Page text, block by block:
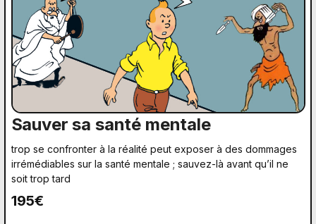
Sauver sa santé mentale
trop se confronter à la réalité peut exposer à des dommages
irrémédiables sur la santé mentale ; sauvez-là avant qu’il ne
soit trop tard
195€